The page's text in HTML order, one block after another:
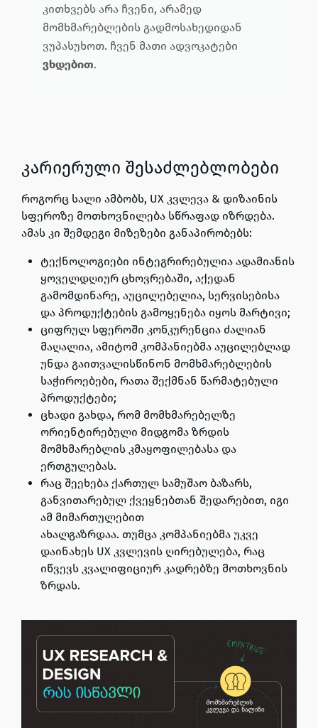
კითხვებს არა ჩვენი, არამედ
მომხმარებლების გადმოსახედიდან
ვუპასუხოთ. ჩვენ მათი ადვოკატები
ვხდებით.
კარიერული შესაძლებლობები
როგორც სალი ამბობს, UX კვლევა & დიზაინის
სფეროზე მოთხოვნილება სწრაფად იზრდება.
ამას კი შემდეგი მიზეზები განაპირობებს:
ტექნოლოგიები ინტეგრირებულია ადამიანის
ყოველდღიურ ცხოვრებაში, აქედან
გამომდინარე, აუცილებელია, სერვისებისა
და პროდუქტების გამოყენება იყოს მარტივი;
ციფრულ სფეროში კონკურენცია ძალიან
მაღალია, ამიტომ კომპანიებმა აუცილებლად
უნდა გაითვალისწინონ მომხმარებლების
საჭიროებები, რათა შექმნან წარმატებული
პროდუქტები;
ცხადი გახდა, რომ მომხმარებელზე
ორიენტირებული მიდგომა ზრდის
მომხმარებლის კმაყოფილებასა და
ერთგულებას.
რაც შეეხება ქართულ სამუშაო ბაზარს,
განვითარებულ ქვეყნებთან შედარებით, იგი
ამ მიმართულებით
ახალგაზრდაა. თუმცა კომპანიებმა უკვე
დაინახეს UX კვლევის ღირებულება, რაც
იწვევს კვალიფიციურ კადრებზე მოთხოვნის
ზრდას.